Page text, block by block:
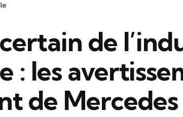
de
: les
de Mercedes